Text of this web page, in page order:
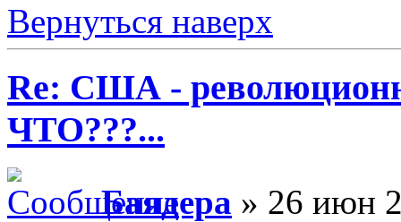
Вернуться наверх
Re: США -
ЧТО???...
Баядера » 26 июн